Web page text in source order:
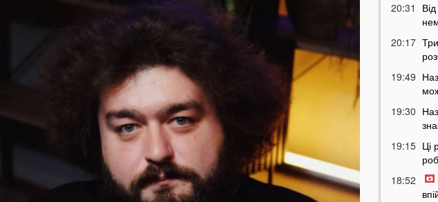
20:31
20:17
19:49
19:30
19:15 Ці
18:52